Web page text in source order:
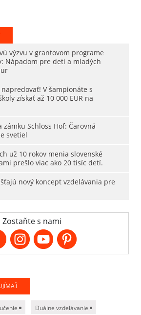
výzvu v grantovom programe
Nápadom pre deti a mladých
V šampionáte s
získať až 10 000 EUR na
Schloss Hof: Čarovná
svetiel
už 10 rokov menia slovenské
prešlo viac ako 20 tisíc detí.
nový koncept vzdelávania pre
Zostaňte s nami
Duálne vzdelávanie